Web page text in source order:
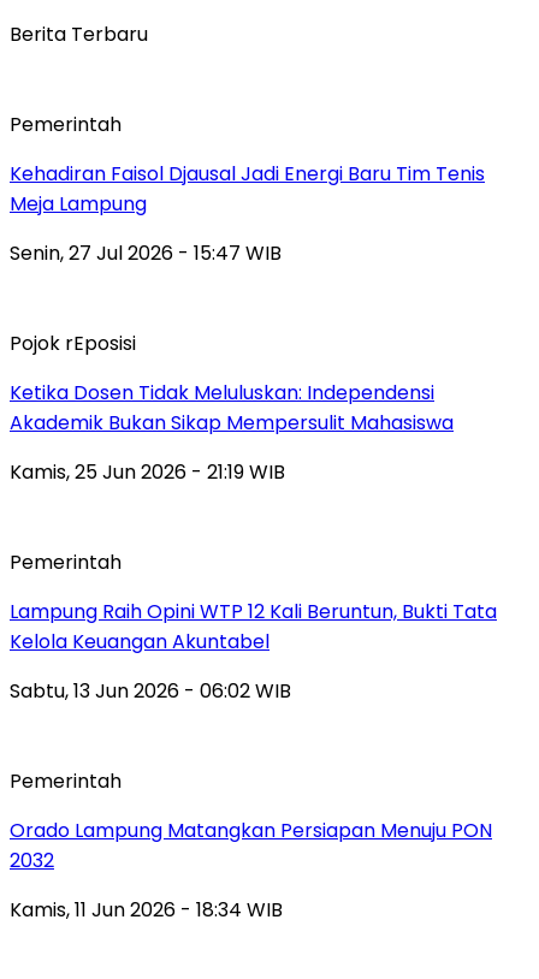
Berita Terbaru
Pemerintah
Kehadiran Faisol Djausal Jadi Energi Baru Tim Tenis
Meja Lampung
Senin, 27 Jul 2026 - 15:47 WIB
Pojok rEposisi
Ketika Dosen Tidak Meluluskan: Independensi
Akademik Bukan Sikap Mempersulit Mahasiswa
Kamis, 25 Jun 2026 - 21:19 WIB
Pemerintah
Lampung Raih Opini WTP 12 Kali Beruntun, Bukti Tata
Kelola Keuangan Akuntabel
Sabtu, 13 Jun 2026 - 06:02 WIB
Pemerintah
Orado Lampung Matangkan Persiapan Menuju PON
2032
Kamis, 11 Jun 2026 - 18:34 WIB